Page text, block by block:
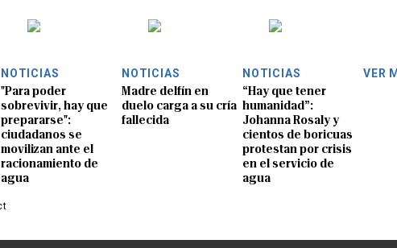
NOTICIAS
"Para poder
sobrevivir, hay que
prepararse":
ciudadanos se
movilizan ante el
racionamiento de
agua
NOTICIAS
Madre delfín en
duelo carga a su cría
fallecida
NOTICIAS
“Hay que tener
humanidad”:
Johanna Rosaly y
cientos de boricuas
protestan por crisis
en el servicio de
agua
VER